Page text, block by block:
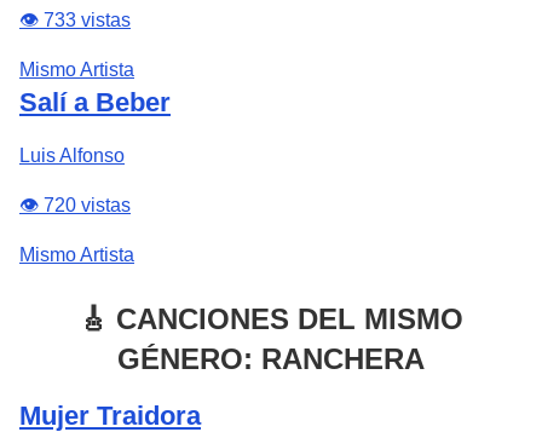
👁️ 733 vistas
Mismo Artista
Salí a Beber
Luis Alfonso
👁️ 720 vistas
Mismo Artista
🎸 CANCIONES DEL MISMO
GÉNERO: RANCHERA
Mujer Traidora